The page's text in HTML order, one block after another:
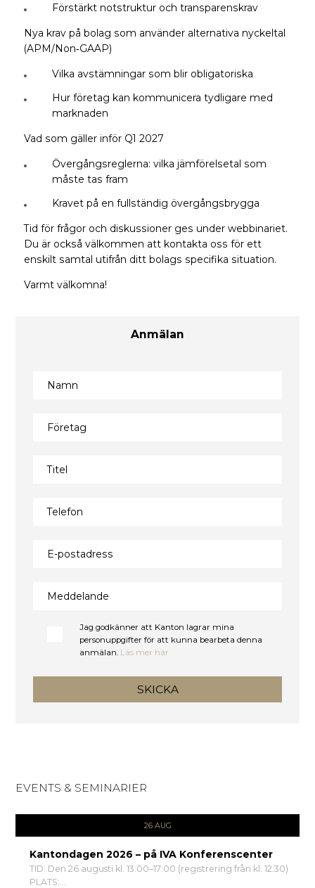
Förstärkt notstruktur och transparenskrav
Nya krav på bolag som använder alternativa nyckeltal
(APM/Non‑GAAP)
Vilka avstämningar som blir obligatoriska
Hur företag kan kommunicera tydligare med
marknaden
Vad som gäller inför Q1 2027
Övergångsreglerna: vilka jämförelsetal som
måste tas fram
Kravet på en fullständig övergångsbrygga
Tid för frågor och diskussioner ges under webbinariet.
Du är också välkommen att kontakta oss för ett
enskilt samtal utifrån ditt bolags specifika situation.
Varmt välkomna!
Anmälan
Namn
Företag
Titel
Telefon
E-postadress
Meddelande
Jag godkänner att Kanton lagrar mina
personuppgifter för att kunna bearbeta denna
anmälan. Läs mer här
SKICKA
EVENTS & SEMINARIER
26 AUG
Kantondagen 2026 – på IVA Konferenscenter
TID: Den 26 augusti kl. 13:00–17:00 (registrering från kl. 12:30)
PLATS:...